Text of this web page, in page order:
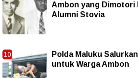
Ambon yang Dimotori
Alumni Stovia
Polda Maluku
untuk Warga Ambon